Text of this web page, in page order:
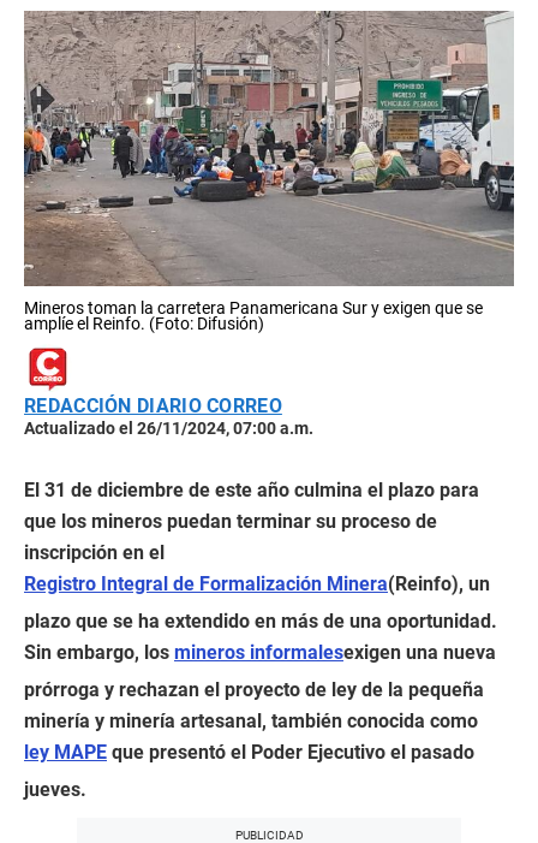
Mineros toman la carretera Panamericana Sur y exigen que se
amplíe el Reinfo. (Foto: Difusión)
REDACCIÓN DIARIO CORREO
Actualizado el 26/11/2024, 07:00 a.m.
El 31 de diciembre de este año culmina el plazo para
que los mineros puedan terminar su proceso de
inscripción en el
Registro Integral de Formalización Minera(Reinfo), un
plazo que se ha extendido en más de una oportunidad.
Sin embargo, los mineros informalesexigen una nueva
prórroga y rechazan el proyecto de ley de la pequeña
minería y minería artesanal, también conocida como
ley MAPE que presentó el Poder Ejecutivo el pasado
jueves.